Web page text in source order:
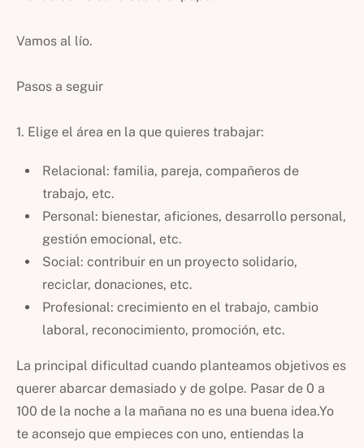
Vamos al lío.
Pasos a seguir
1. Elige el área en la que quieres trabajar:
Relacional: familia, pareja, compañeros de
trabajo, etc.
Personal: bienestar, aficiones, desarrollo personal,
gestión emocional, etc.
Social: contribuir en un proyecto solidario,
reciclar, donaciones, etc.
Profesional: crecimiento en el trabajo, cambio
laboral, reconocimiento, promoción, etc.
La principal dificultad cuando planteamos objetivos es
querer abarcar demasiado y de golpe. Pasar de 0 a
100 de la noche a la mañana no es una buena idea.Yo
te aconsejo que empieces con uno, entiendas la